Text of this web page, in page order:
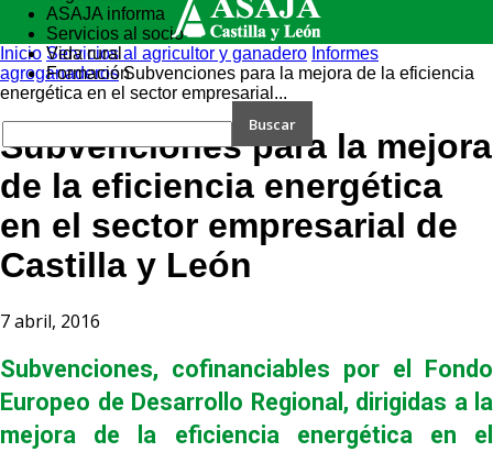
ASAJA informa
Servicios al socio
Vida rural
Formación
Inicio Servicios al agricultor y ganadero Informes
agroganaderos Subvenciones para la mejora de la eficiencia
energética en el sector empresarial...
Subvenciones para la mejora
de la eficiencia energética
en el sector empresarial de
Castilla y León
7 abril, 2016
Subvenciones, cofinanciables por el Fondo
Europeo de Desarrollo Regional, dirigidas a la
mejora de la eficiencia energética en el